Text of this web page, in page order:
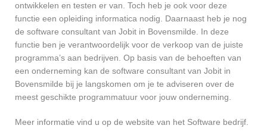
ontwikkelen en testen er van. Toch heb je ook voor deze
functie een opleiding informatica nodig. Daarnaast heb je nog
de software consultant van Jobit in Bovensmilde. In deze
functie ben je verantwoordelijk voor de verkoop van de juiste
programma’s aan bedrijven. Op basis van de behoeften van
een onderneming kan de software consultant van Jobit in
Bovensmilde bij je langskomen om je te adviseren over de
meest geschikte programmatuur voor jouw onderneming.
Meer informatie vind u op de website van het Software bedrijf.